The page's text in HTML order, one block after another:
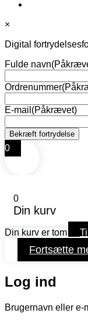
×
Digital
Fulde navn
Ordrenummer
E-mail (Påkrævet)
0
0
Din kurv
Din kurv er tom
Fortsætte
Log ind
Brugernavn eller e-